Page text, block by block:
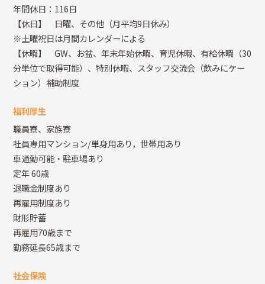
年間休日：116日
【休日】 日曜、その他（月平均9日休み）
※土曜祝日は月間カレンダーによる
【休暇】 GW、お盆、年末年始休暇、育児休暇、有給休暇（30
分単位で取得可能）、特別休暇、スタッフ交流会（飲みにケー
ション）補助制度
福利厚生
職員寮、家族寮
社員専用マンション/単身用あり，世帯用あり
車通勤可能・駐車場あり
定年 60歳
退職金制度あり
再雇用制度あり
財形貯蓄
再雇用70歳まで
勤務延長65歳まで
社会保険